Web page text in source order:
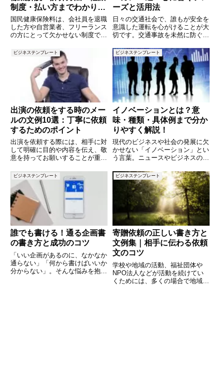
制度・払い方までわかりや
すく解説
国民健康保険料は、会社員を退職
した方や自営業者、フリーランス
の方にとって欠かせない制度で
も複雑で「なぜこんなに高いの
か」と疑問を持つ方も少なくあり
ません。さらに、自治体ごとに保
険料の仕組みが異なるため、理解
ーズと活用法
日々の交通社会で、誰もが安全を
意識した運転を心がけることが大
切です。交通事故を未然に防ぐた
く、周囲への啓発も欠かせませ
ん。特に、短く力強いスローガン
は、多くの人の心に響き、安全運
転の意識を高める強力な手段とな
りま
ビジネステンプレート
出演の依頼をする時のメー
ルの文例10選：丁寧に依頼
するためのポイント
出演を依頼する際には、相手に対
して明確に目的や内容を伝え、敬
意を持ってお願いすることが重要
ことで、相手にとっても判断がし
やすくなります。この記事では、
出演を依頼する際に使えるメール
の文例を10個ご紹介します。分
ビジネステンプレート
イノベーションとは？意
味・種類・具体例まで分か
りやすく解説！
現代のビジネスや社会の発展に欠
かせない「イノベーション」とい
う言葉。ニュースやビジネスの現
その意味を正しく理解しています
か？イノベーションは単なる「新
しい技術」ではなく、価値の創造
や変革をもたらす概念です。この
ビジネステンプレート
誰でも書ける！通る企画書
の書き方と成功のコツ
「いい企画があるのに、なかなか
通らない」「何から書けばいいか
分からない」。そんな悩みを抱え
ビジネステンプレート
寄贈依頼の正しい書き方と
文例集｜相手に伝わる依頼
文のコツ
学校や地域の活動、福祉団体や
NPO法人などが活動を続けてい
くためには、多くの場合で地域の